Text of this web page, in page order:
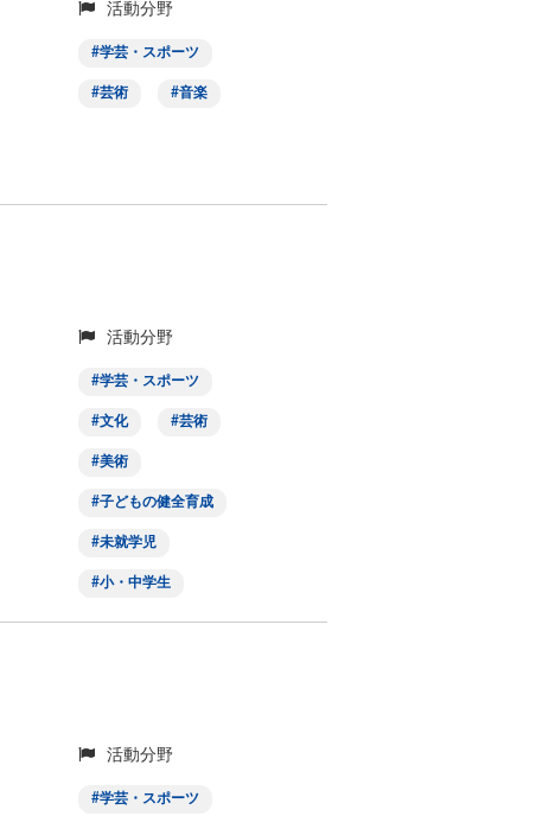
活動分野
学芸・スポーツ
芸術 音楽
活動分野
学芸・スポーツ
文化 芸術
美術
子どもの健全育成
未就学児
小・中学生
活動分野
学芸・スポーツ